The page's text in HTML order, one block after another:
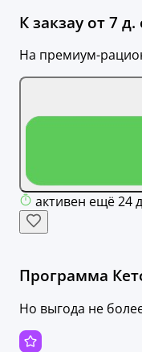
К закзау от 7
На премиум-
активен ещё 24
Программа
Но выгода не